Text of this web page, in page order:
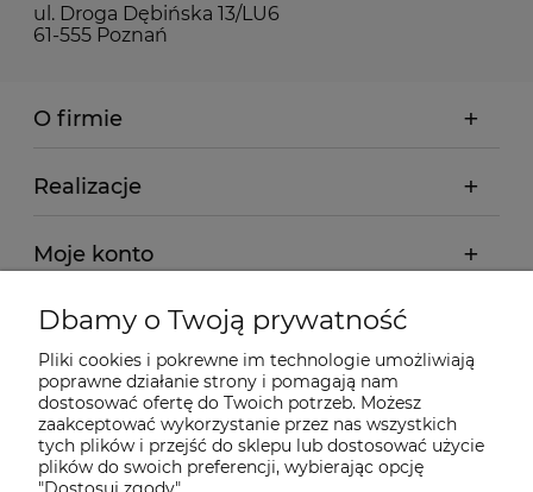
ul. Droga Dębińska 13/LU6
61-555 Poznań
O firmie
Realizacje
Moje konto
Regulamin
Dostawa - realizacja
Gwarancja i zwroty
Dbamy o Twoją prywatność
Pliki cookies i pokrewne im technologie umożliwiają
poprawne działanie strony i pomagają nam
dostosować ofertę do Twoich potrzeb. Możesz
zaakceptować wykorzystanie przez nas wszystkich
tych plików i przejść do sklepu lub dostosować użycie
plików do swoich preferencji, wybierając opcję